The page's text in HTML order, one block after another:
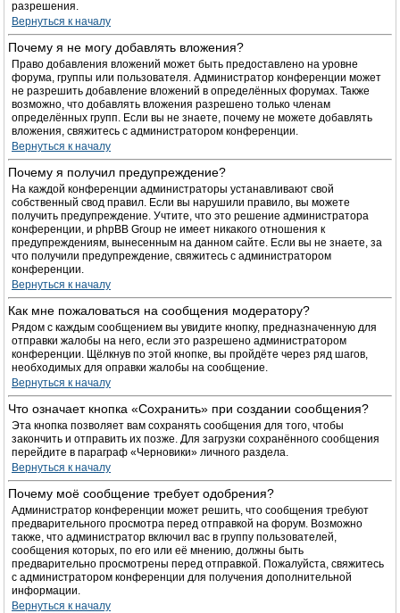
разрешения.
Вернуться к началу
Почему я не могу добавлять вложения?
Право добавления вложений может быть предоставлено на уровне
форума, группы или пользователя. Администратор конференции может
не разрешить добавление вложений в определённых форумах. Также
возможно, что добавлять вложения разрешено только членам
определённых групп. Если вы не знаете, почему не можете добавлять
вложения, свяжитесь с администратором конференции.
Вернуться к началу
Почему я получил предупреждение?
На каждой конференции администраторы устанавливают свой
собственный свод правил. Если вы нарушили правило, вы можете
получить предупреждение. Учтите, что это решение администратора
конференции, и phpBB Group не имеет никакого отношения к
предупреждениям, вынесенным на данном сайте. Если вы не знаете, за
что получили предупреждение, свяжитесь с администратором
конференции.
Вернуться к началу
Как мне пожаловаться на сообщения модератору?
Рядом с каждым сообщением вы увидите кнопку, предназначенную для
отправки жалобы на него, если это разрешено администратором
конференции. Щёлкнув по этой кнопке, вы пройдёте через ряд шагов,
необходимых для оправки жалобы на сообщение.
Вернуться к началу
Что означает кнопка «Сохранить» при создании сообщения?
Эта кнопка позволяет вам сохранять сообщения для того, чтобы
закончить и отправить их позже. Для загрузки сохранённого сообщения
перейдите в параграф «Черновики» личного раздела.
Вернуться к началу
Почему моё сообщение требует одобрения?
Администратор конференции может решить, что сообщения требуют
предварительного просмотра перед отправкой на форум. Возможно
также, что администратор включил вас в группу пользователей,
сообщения которых, по его или её мнению, должны быть
предварительно просмотрены перед отправкой. Пожалуйста, свяжитесь
с администратором конференции для получения дополнительной
информации.
Вернуться к началу